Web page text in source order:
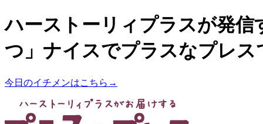
ハーストーリィプラスが発信
つ」ナイスでプラスなプレス
今日のイチメンはこちら→